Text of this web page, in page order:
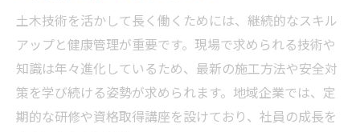
土木技術を活かして長く働くためには、継続的なスキル
アップと健康管理が重要です。現場で求められる技術や
知識は年々進化しているため、最新の施工方法や安全対
策を学び続ける姿勢が求められます。地域企業では、定
期的な研修や資格取得講座を設けており、社員の成長を